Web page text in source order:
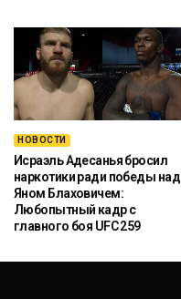
НОВОСТИ
Исраэль Адесанья бросил
наркотики ради победы над
Яном Блаховичем:
Любопытный кадр с
главного боя UFC 259